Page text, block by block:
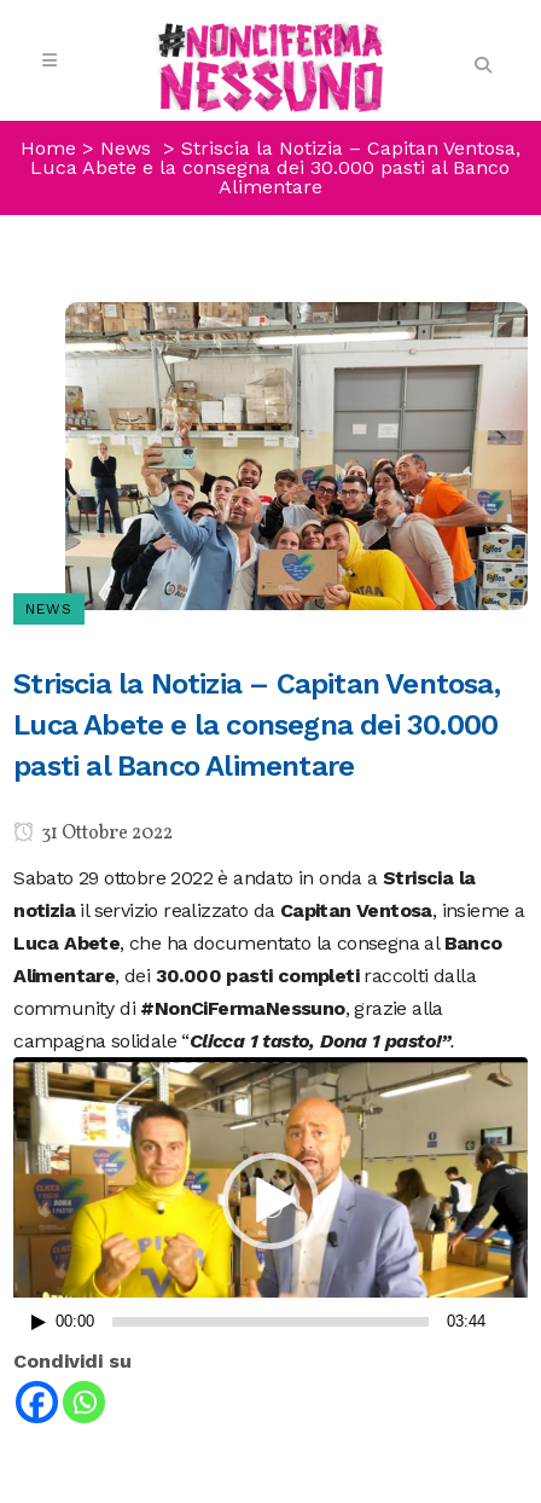
Home > News > Striscia la Notizia – Capitan Ventosa,
Luca Abete e la consegna dei 30.000 pasti al Banco
Alimentare
NEWS
Striscia la Notizia – Capitan Ventosa,
Luca Abete e la consegna dei 30.000
pasti al Banco Alimentare
31 Ottobre 2022
Sabato 29 ottobre 2022 è andato in onda aStriscia la
notiziail servizio realizzato da Capitan Ventosa, insieme a
Luca Abete, che ha documentato la consegna al Banco
Alimentare, dei 30.000 pasti completiraccolti dalla
community di #NonCiFermaNessuno, grazie alla
campagna solidale “Clicca 1 tasto, Dona 1 pasto!”.
Video
Player
00:00 03:44
Condividi su